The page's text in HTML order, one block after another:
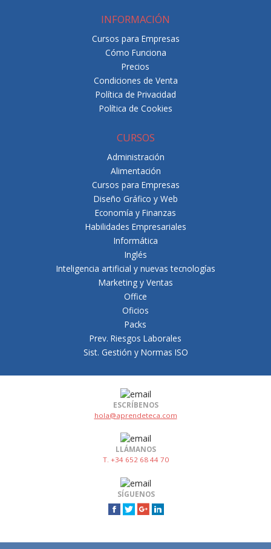
INFORMACIÓN
Cursos para Empresas
Cómo Funciona
Precios
Condiciones de Venta
Política de Privacidad
Política de Cookies
CURSOS
Administración
Alimentación
Cursos para Empresas
Diseño Gráfico y Web
Economía y Finanzas
Habilidades Empresariales
Informática
Inglés
Inteligencia artificial y nuevas tecnologías
Marketing y Ventas
Office
Oficios
Packs
Prev. Riesgos Laborales
Sist. Gestión y Normas ISO
ESCRÍBENOS
hola@aprendeteca.com
LLÁMANOS
T. +34 652 68 44 70
SÍGUENOS